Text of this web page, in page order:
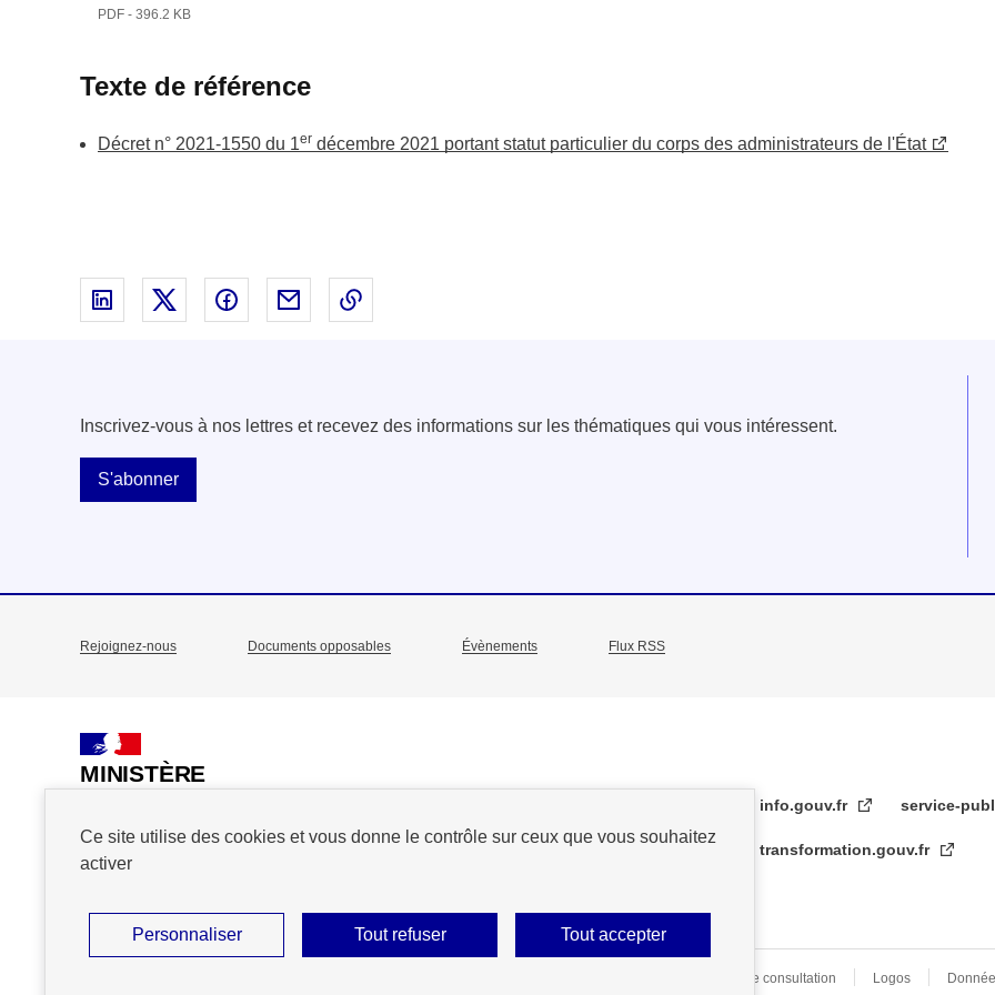
Ce site utilise des cookies et vous donne le contrôle sur ceux que vous souhaitez
activer
Tout accepter
Tout refuser
Personnaliser
PDF - 396.2 KB
Texte de référence
Décret n° 2021-1550 du 1er décembre 2021 portant statut particulier du corps des administrateurs de l'État
Partager sur Linked In - nouvelle fenêtre
Partager sur X - nouvelle fenêtre
Partager sur Facebook - nouvelle fenêtre
Partager par email - nouvelle fenêtre
Inscrivez-vous à nos lettres et recevez des informations sur les thématiques qui vous intéressent.
S'abonner
de
Rejoignez-nous Documents opposables Évènements Flux RSS
MINISTÈRE
DE L'ACTION
PUBLICS
info.gouv.fr service-
transformation.gouv.fr
Statistiques de consultation Logos